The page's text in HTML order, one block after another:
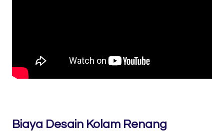
Biaya Desain Kolam Renang